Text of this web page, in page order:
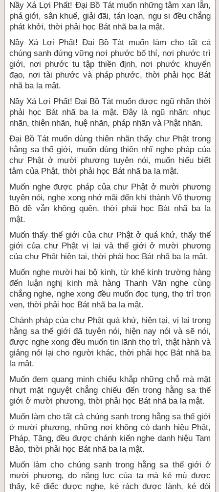
Nầy Xá Lợi Phất! Đại Bồ Tát muốn những tâm xan lẫn,
phá giới, sân khuể, giải đãi, tán loạn, ngu si đều chẳng
phát khởi, thời phải học Bát nhã ba la mật.
Nầy Xá Lợi Phất! Đại Bồ Tát muốn làm cho tất cả
chúng sanh đứng vững nơi phước bố thí, nơi phước trì
giới, nơi phước tu tập thiền định, nơi phước khuyến
đạo, nơi tài phước và pháp phước, thời phải học Bát
nhã ba la mật.
Nầy Xá Lợi Phất! Đại Bồ Tát muốn được ngũ nhãn thời
phải học Bát nhã ba la mật. Đây là ngũ nhãn: nhục
nhãn, thiên nhãn, huệ nhãn, pháp nhãn và Phật nhãn.
Đại Bồ Tát muốn dùng thiên nhãn thấy chư Phật trong
hằng sa thế giới, muốn dùng thiên nhĩ nghe pháp của
chư Phật ở mười phương tuyên nói, muốn hiểu biết
tâm của Phật, thời phải học Bát nhã ba la mật.
Muốn nghe được pháp của chư Phật ở mười phương
tuyên nói, nghe xong nhớ mãi đến khi thành Vô thượng
Bồ đề vẫn không quên, thời phải học Bát nhã ba la
mật.
Muốn thấy thế giới của chư Phật ở quá khứ, thấy thế
giới của chư Phật vị lai và thế giới ở mười phương
của chư Phật hiện tại, thời phải học Bát nhã ba la mật.
Muốn nghe mười hai bộ kinh, từ khế kinh trường hàng
đến luận nghị kinh mà hàng Thanh Văn nghe cùng
chẳng nghe, nghe xong đều muốn đọc tụng, thọ trì trọn
vẹn, thời phải học Bát nhã ba la mật.
Chánh pháp của chư Phật quá khứ, hiện tại, vị lai trong
hằng sa thế giới đã tuyên nói, hiện nay nói và sẽ nói,
được nghe xong đều muốn tin lãnh thọ trì, thật hành và
giảng nói lại cho người khác, thời phải học Bát nhã ba
la mật.
Muốn đem quang minh chiếu khắp những chỗ mà mặt
nhựt mặt nguyệt chẳng chiếu đến trong hằng sa thế
giới ở mười phương, thời phải học Bát nhã ba la mật.
Muốn làm cho tất cả chúng sanh trong hằng sa thế giới
ở mười phương, những nơi không có danh hiệu Phật,
Pháp, Tăng, đều được chánh kiến nghe danh hiệu Tam
Bảo, thời phải học Bát nhã ba la mật.
Muốn làm cho chúng sanh trong hằng sa thế giới ở
mười phương, do năng lực của ta mà kẻ mù được
thấy, kể điếc được nghe, kẻ rách được lành, kẻ đói